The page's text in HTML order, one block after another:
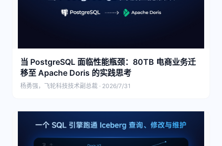
当 PostgreSQL 面临性能瓶颈：80TB 电商业务迁
移至 Apache Doris 的实践思考
杨勇强，飞轮科技技术副总裁 · 2026/7/31